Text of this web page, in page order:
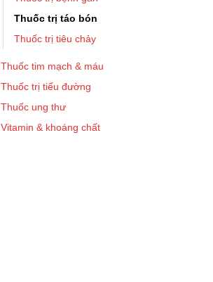
Thuốc trị táo bón
Thuốc trị tiêu chảy
Thuốc tim mạch & máu
Thuốc trị tiểu đường
Thuốc ung thư
Vitamin & khoáng chất